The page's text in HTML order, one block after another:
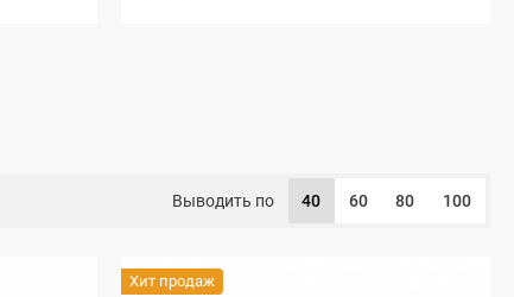
Выводить по 40 60 80 100
Хит продаж